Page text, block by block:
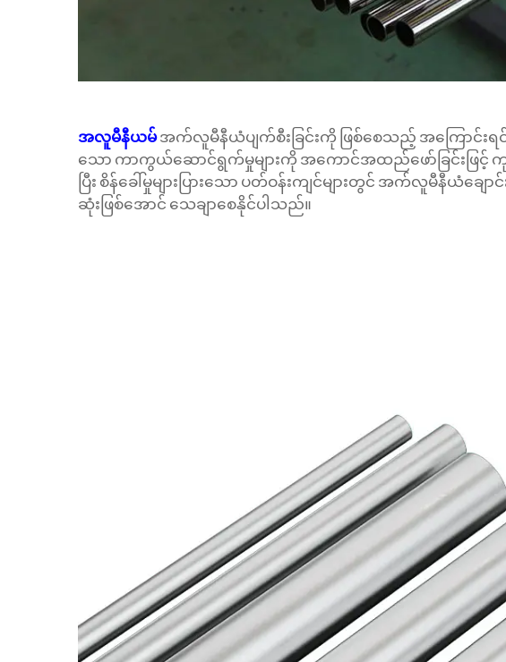
အလူမီနီယမ်အက်လူမီနီယံပျက်စီးခြင်းကို ဖြစ်စေသည့် အကြောင်းရင်
သော ကာကွယ်ဆောင်ရွက်မှုများကို အကောင်အထည်ဖော်ခြင်းဖြ
ပြီး စိန်ခေါ်မှုများပြားသော ပတ်ဝန်းကျင်များတွင် အက်လူမီနီယံချ
ဆုံးဖြစ်အောင် သေချာစေနိုင်ပါသည်။